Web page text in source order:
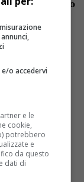
dall’estero
un bando
per i
migliorare le
il
rendendo
del
su Google
o accedervi
e le
cookie,
potrebbero
e
da questo
dati di